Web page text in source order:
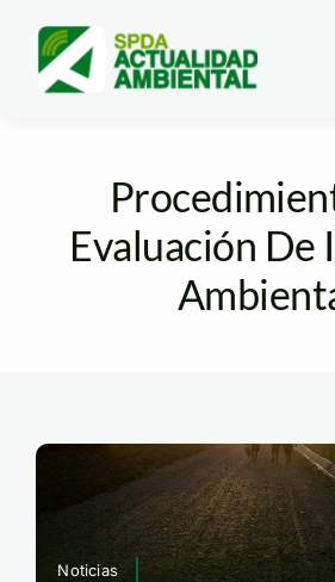
content
Evaluación De
Noticias